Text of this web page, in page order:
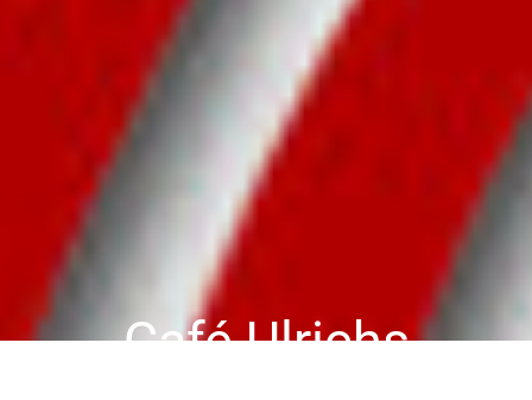
Café Ulrichs